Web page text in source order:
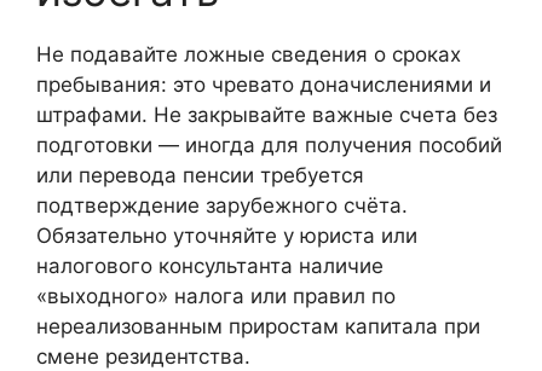
Не подавайте ложные сведения о сроках
пребывания: это чревато доначислениями и
штрафами. Не закрывайте важные счета без
подготовки — иногда для получения пособий
или перевода пенсии требуется
подтверждение зарубежного счёта.
Обязательно уточняйте у юриста или
налогового консультанта наличие
«выходного» налога или правил по
нереализованным приростам капитала при
смене резидентства.